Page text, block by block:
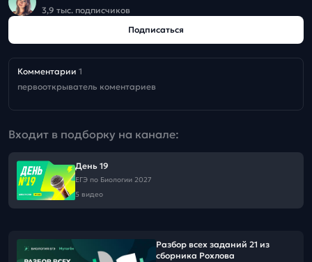
3,9 тыс. подписчиков
Подписаться
Комментарии 1
первооткрыватель коментариев
Входит в подборку на канале:
День 19
ЕГЭ по Биологии 2027
5 видео
Разбор всех заданий 21 из
сборника Рохлова